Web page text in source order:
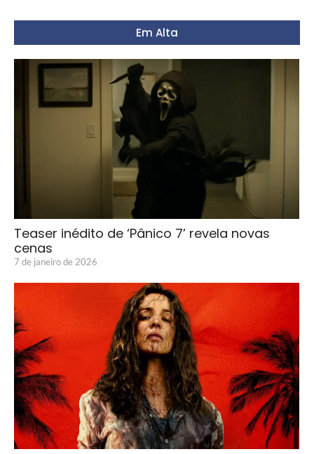
Em Alta
Teaser inédito de ‘Pânico 7’ revela novas
cenas
7 de janeiro de 2026